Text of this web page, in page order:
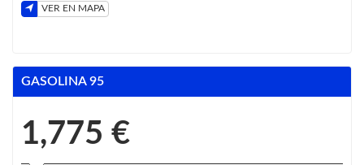
VER EN MAPA
GASOLINA 95
1,775 €